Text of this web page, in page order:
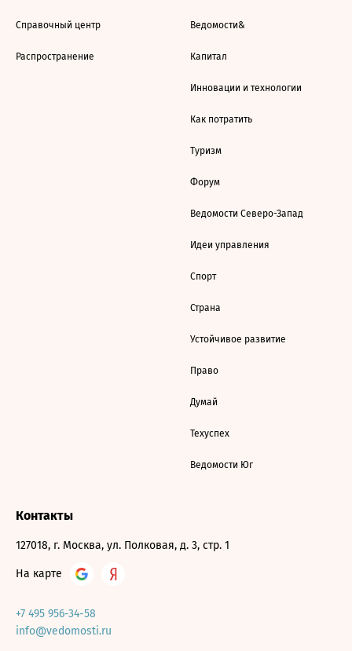
Справочный центр
Распространение
Ведомости&
Капитал
Инновации и технологии
Как потратить
Туризм
Форум
Ведомости Северо-Запад
Идеи управления
Спорт
Страна
Устойчивое развитие
Право
Думай
Техуспех
Ведомости Юг
Контакты
127018, г. Москва, ул. Полковая, д. 3, стр. 1
На карте
+7 495 956-34-58
info@vedomosti.ru